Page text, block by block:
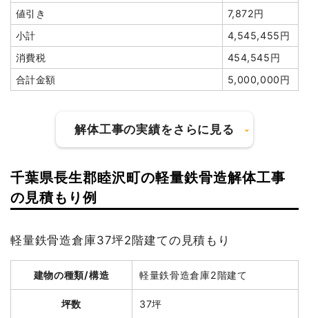
値引き
7,872円
小計
4,545,455円
消費税
454,545円
合計金額
5,000,000円
解体工事の実績をさらに見る
建物の種類/構造
建物解体費用 30万8,000円
総額 660万円
千葉県長生郡睦沢町の軽量鉄骨造解体工事
の見積もり例
軽量鉄骨造倉庫37坪2階建ての見積もり
建物の種類/構造 軽量鉄骨造倉庫2階建て
坪数 37坪